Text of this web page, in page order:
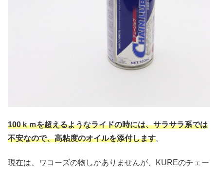
100ｋｍを超えるようなライドの時には、サラサラ系では
不安なので、高粘度のオイルを添付します。
現在は、ワコーズの物しかありませんが、KUREのチェー